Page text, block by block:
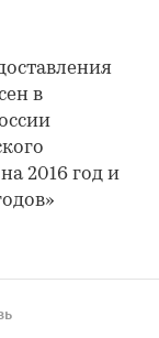
в
2016 год и